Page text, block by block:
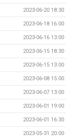
2023-06-20 18:30
2023-06-18 16:00
2023-06-16 13:00
2023-06-15 18:30
2023-06-15 13:00
2023-06-08 15:00
2023-06-07 13:00
2023-06-01 19:00
2023-06-01 16:30
2023-05-31 20:00